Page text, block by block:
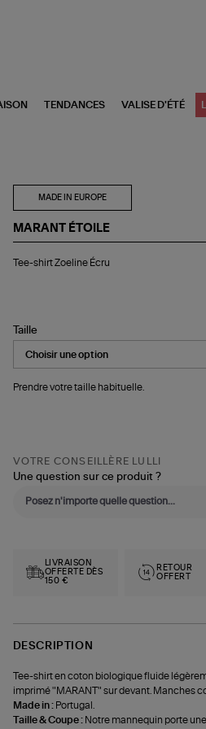
TENDANCES VALISE D'ÉTÉ
MADE IN EUROPE
MARANT ÉTOILE
shirt
Tee-shirt Zoeline Écru
Taille
Prendre votre taille habituelle.
VOTRE CONSEILLÈRE LULLI
Une question sur ce produit ?
LIVRAISON
OFFERTE DÈS
150 €
RETOUR
OFFERT
DESCRIPTION
Tee-shirt en coton biologique fluide
imprimé "MARANT" sur devant. Manches
Made in : Portugal.
Taille & Coupe : Notre mannequin porte